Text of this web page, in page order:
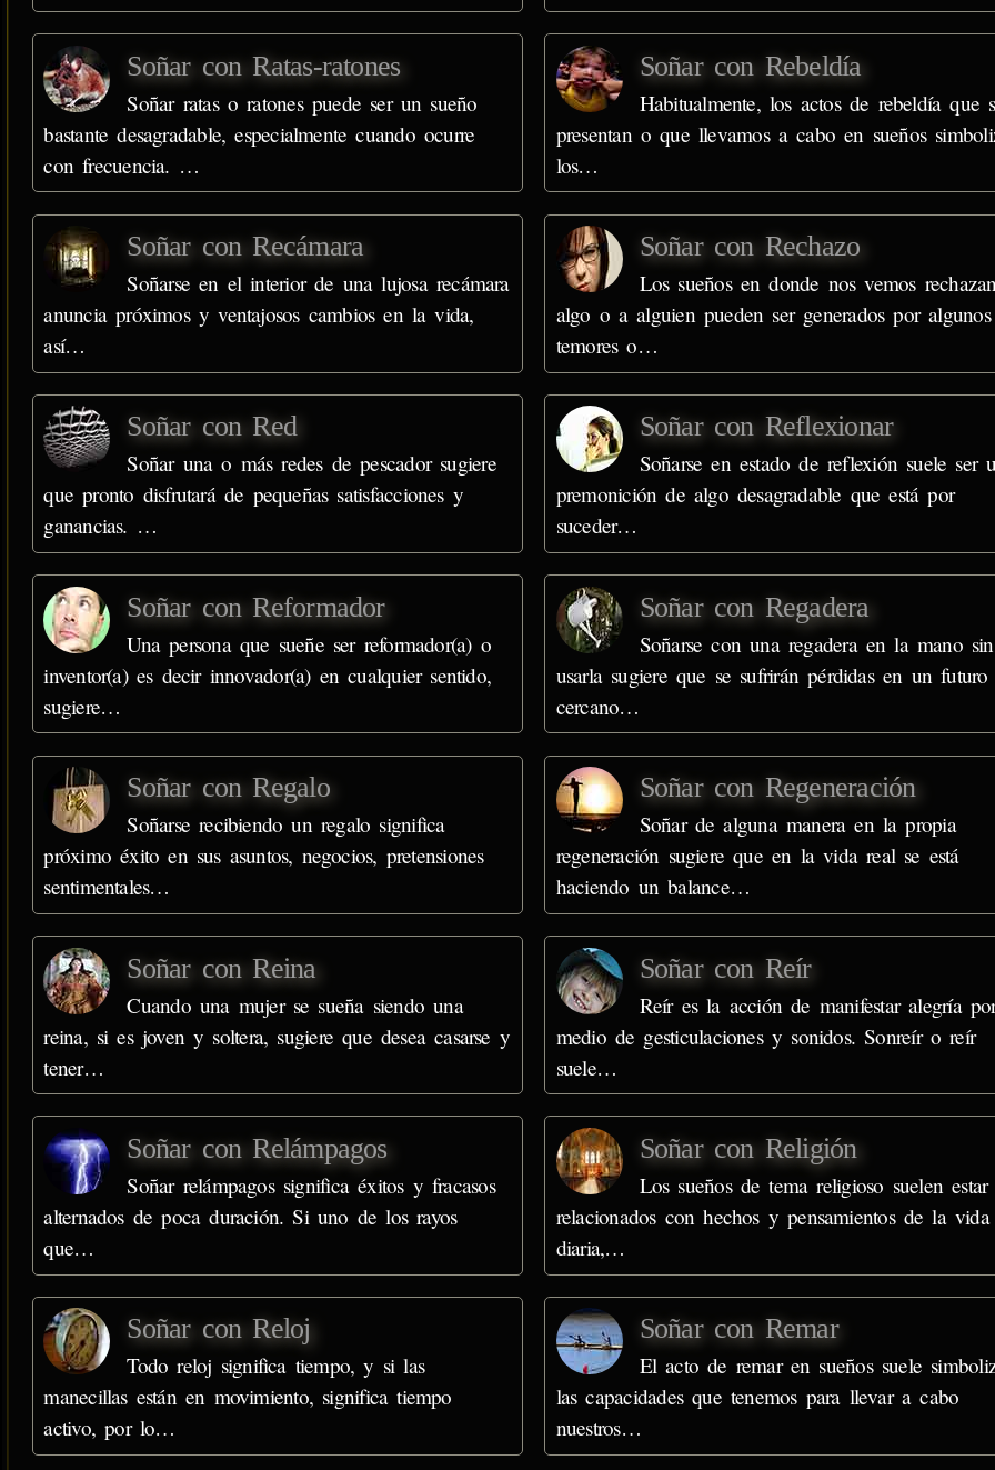
Soñar con Ratas-ratones
Soñar ratas o ratones puede ser un sueño
bastante desagradable, especialmente cuando ocurre
con frecuencia. …
Soñar con Rebeldía
Habitualmente, los actos de rebeldía que
presentan o que llevamos a cabo en sueños
los…
Soñar con Recámara
Soñarse en el interior de una lujosa recámara
anuncia próximos y ventajosos cambios en la vida,
así…
Soñar con Rechazo
Los sueños en donde nos vemos
algo o a alguien pueden ser generados por algunos
temores o…
Soñar con Red
Soñar una o más redes de pescador sugiere
que pronto disfrutará de pequeñas satisfacciones y
ganancias. …
Soñar con Reflexionar
Soñarse en estado de reflexión suele ser
premonición de algo desagradable que está por
suceder…
Soñar con Reformador
Una persona que sueñe ser reformador(a) o
inventor(a) es decir innovador(a) en cualquier sentido,
sugiere…
Soñar con Regadera
Soñarse con una regadera en la mano sin
usarla sugiere que se sufrirán pérdidas en un futuro
cercano…
Soñar con Regalo
Soñarse recibiendo un regalo significa
próximo éxito en sus asuntos, negocios, pretensiones
sentimentales…
Soñar con Regeneración
Soñar de alguna manera en la propia
regeneración sugiere que en la vida real se está
haciendo un balance…
Soñar con Reina
Cuando una mujer se sueña siendo una
reina, si es joven y soltera, sugiere que desea casarse y
tener…
Soñar con Reír
Reír es la acción de manifestar alegría
medio de gesticulaciones y sonidos. Sonreír o reír
suele…
Soñar con Relámpagos
Soñar relámpagos significa éxitos y fracasos
alternados de poca duración. Si uno de los rayos
que…
Soñar con Religión
Los sueños de tema religioso suelen estar
relacionados con hechos y pensamientos de la vida
diaria,…
Soñar con Reloj
Todo reloj significa tiempo, y si las
manecillas están en movimiento, significa tiempo
activo, por lo…
Soñar con Remar
El acto de remar en sueños suele
las capacidades que tenemos para llevar a cabo
nuestros…